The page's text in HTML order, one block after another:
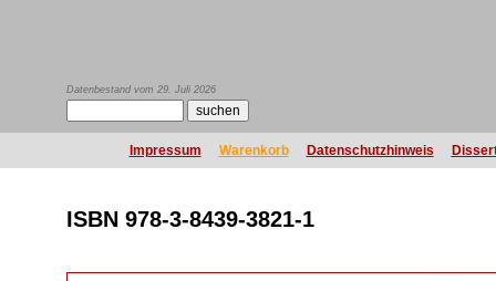
Datenbestand vom 29. Juli 2026
Impressum Warenkorb Datenschutzhinweis
ISBN 978-3-8439-3821-1